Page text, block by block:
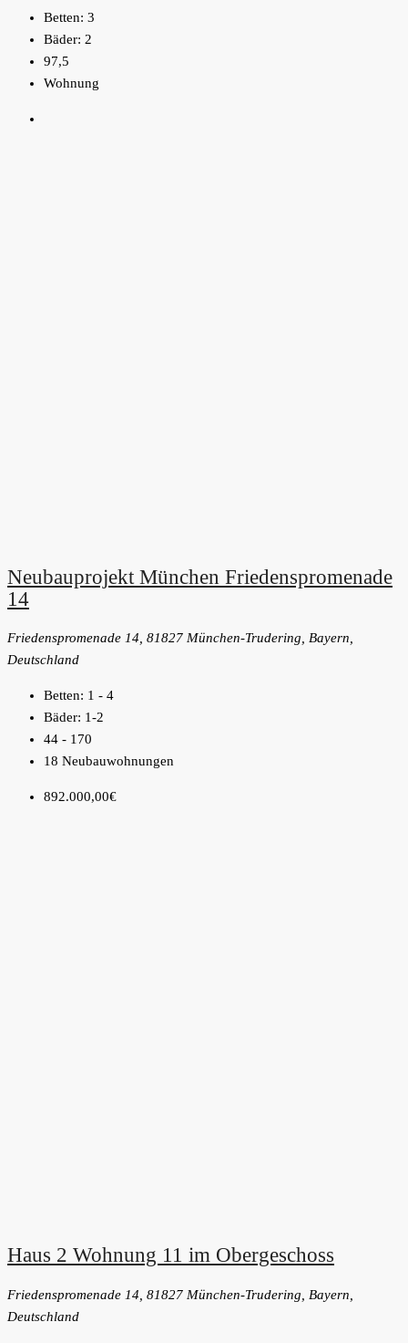
Betten: 3
Bäder: 2
97,5
Wohnung
Neubauprojekt München Friedenspromenade
14
Friedenspromenade 14, 81827 München-Trudering, Bayern,
Deutschland
Betten: 1 - 4
Bäder: 1-2
44 - 170
18 Neubauwohnungen
892.000,00€
Haus 2 Wohnung 11 im Obergeschoss
Friedenspromenade 14, 81827 München-Trudering, Bayern,
Deutschland